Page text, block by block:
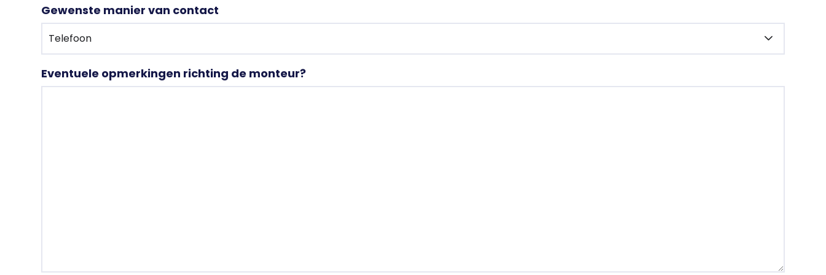
Gewenste manier van contact
Eventuele opmerkingen richting de monteur?